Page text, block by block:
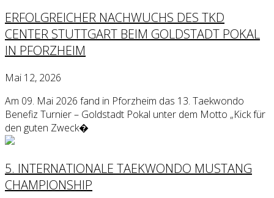
ERFOLGREICHER NACHWUCHS DES TKD
CENTER STUTTGART BEIM GOLDSTADT POKAL
IN PFORZHEIM
Mai 12, 2026
Am 09. Mai 2026 fand in Pforzheim das 13. Taekwondo
Benefiz Turnier – Goldstadt Pokal unter dem Motto „Kick für
den guten Zweck�
5. INTERNATIONALE TAEKWONDO MUSTANG
CHAMPIONSHIP